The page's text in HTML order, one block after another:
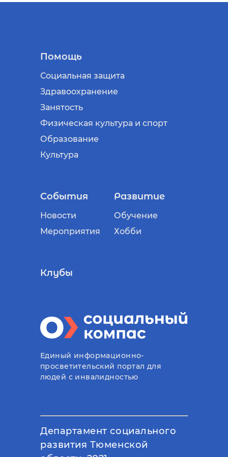
Помощь
Социальная защита
Здравоохранение
Занятость
Физическая культура и спорт
Образование
Культура
События
Новости
Мероприятия
Развитие
Обучение
Хобби
Клубы
Единый информационно-
просветительский портал для
людей с инвалидностью
Департамент социального
развития Тюменской